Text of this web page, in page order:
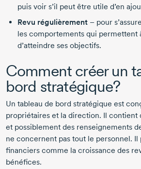
puis voir s’il peut être utile d’en
Revu régulièrement – pour
les comportements qui permettent
d’atteindre ses objectifs.
Comment créer un
bord stratégique?
Un tableau de bord stratégique est
propriétaires et la direction. Il contient
et possiblement des renseignements
ne concernent pas tout le personnel. Il
financiers comme la croissance des
bénéfices.